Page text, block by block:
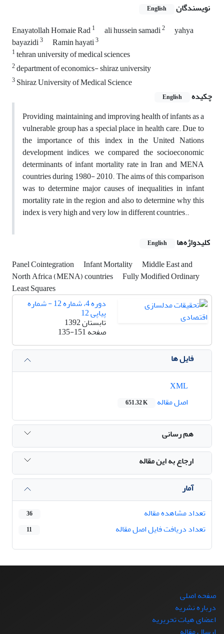
نویسندگان English
Enayatollah Homaie Rad1 ali hussein samadi2
yahya
bayazidi3 Ramin hayati3
1tehran university of medical sciences
2department of economics- shiraz university
3Shiraz University of Medical Science
چکیده
English
Providing, maintaining and improving health of infants as a
vulnerable group has a special place in health care. Due to
the importance of this index in the United Nations
development indices, we compared the socioeconomic
determinants of infant mortality rate in Iran and MENA
countries during 1980- 2010. The aims of this comparison
was to determine major causes of inequalities in infant
mortality rate in the region and also to determine why this
index is very high and very low in different countries..
کلیدواژه‌ها
English
Panel Cointegration Infant Mortality
Middle East and
North Africa (MENA) countries
Fully Modified Ordinary
Least Squares
دوره 4، شماره 12 - شماره
پیاپی 12
تابستان 1392
صفحه135-151
فایل ها
اصل مقاله
651.32 K
هم رسانی
ارجاع به این مقاله
آمار
تعداد مشاهده مقاله
36
تعداد دریافت فایل اصل مقاله 11
صفحه اصلی
درباره نشریه
اعضای هیات تحریریه